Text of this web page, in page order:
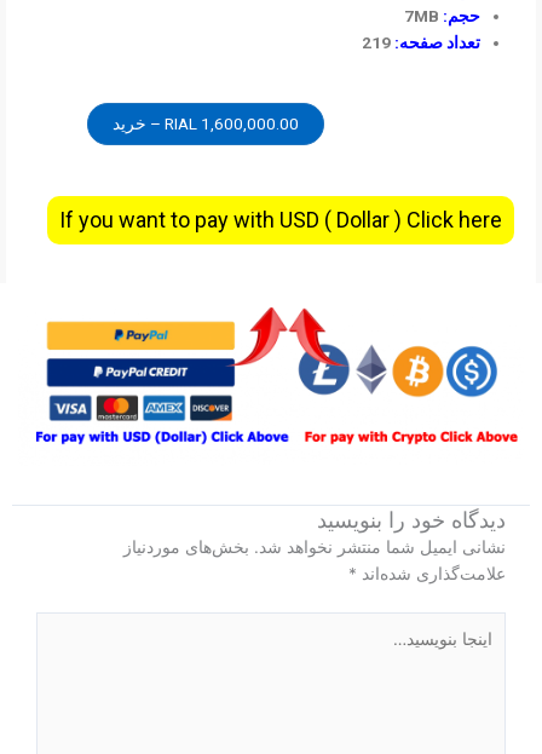
حجم:
تعداد صفحه: 219
1,600,000.00 RIAL – خرید
If you want to pay with USD ( Dollar ) Click here
دیدگاه‌ خود را بنویسید
نشانی ایمیل شما منتشر نخواهد شد. بخش‌های موردنیاز
علامت‌گذاری شده‌اند *
بنویسید…